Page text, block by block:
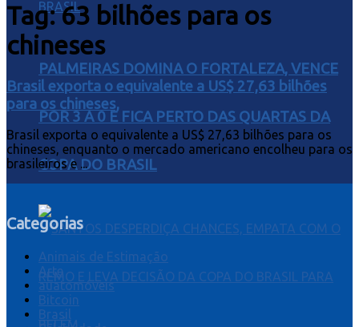
PALMEIRAS DOMINA O FORTALEZA, VENCE
POR 3 A 0 E FICA PERTO DAS QUARTAS DA
COPA DO BRASIL
Tag:63 bilhões para os
chineses
Brasil exporta o equivalente a US$ 27,63 bilhões
para os chineses,
Brasil exporta o equivalente a US$ 27,63 bilhões para os
chineses, enquanto o mercado americano encolheu para os
brasileiros e ...
Categorias
Animais de Estimação
Arte
auatomóveis
Bitcoin
Brasil